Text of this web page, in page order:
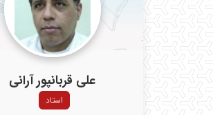
علی قربانپور آرانی
استاد